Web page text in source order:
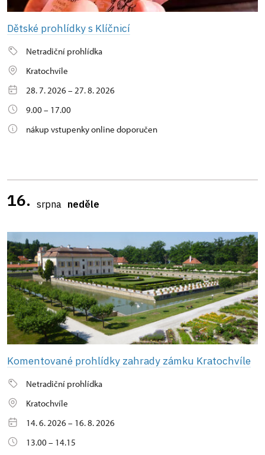
Dětské prohlídky s Klíčnicí
Netradiční prohlídka
Kratochvíle
28. 7. 2026 – 27. 8. 2026
9.00 – 17.00
nákup vstupenky online doporučen
16. srpna neděle
Komentované prohlídky zahrady zámku Kratochvíle
Netradiční prohlídka
Kratochvíle
14. 6. 2026 – 16. 8. 2026
13.00 – 14.15